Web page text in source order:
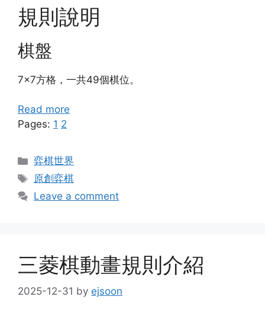
規則說明
棋盤
7×7方格，一共49個棋位。
Read more
Pages: 1 2
Categories
弈棋世界
Tags
原創弈棋
Leave a comment
三菱棋動畫規則介紹
2025-12-31 by ejsoon